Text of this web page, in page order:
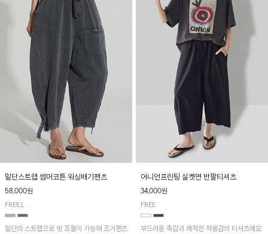
밑단스트랩 썸머코튼 워싱배기팬츠
58,000원
FREE,L
밑단의 스트랩으로 핏 조절이 가능해 조거팬츠
어니언프린팅 실켓면 반팔티셔츠
34,000원
FREE
부드러운 촉감과 쾌적한 착용감의 티셔츠에요